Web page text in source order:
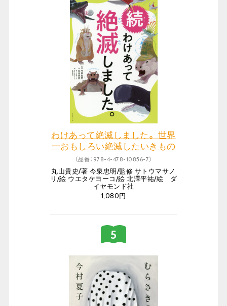
わけあって絶滅しました。 世界
一おもしろい絶滅したいきもの
図鑑 続
（品番：978-4-478-10856-7）
丸山貴史/著 今泉忠明/監修 サトウマサノ
リ/絵 ウエタケヨーコ/絵 北澤平祐/絵 ダ
イヤモンド社
1,080円